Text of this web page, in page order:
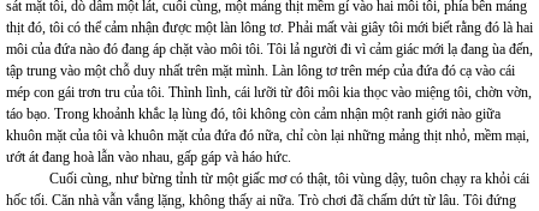
sát mặt tôi, dò dẫm một lát, cuối cùng, một mảng thịt mềm gí vào hai môi tôi, phía bên mảng
thịt đó, tôi có thể cảm nhận được một làn lông tơ. Phải mất vài giây tôi mới biết rằng đó là hai
môi của đứa nào đó đang áp chặt vào môi tôi. Tôi lả người đi vì cảm giác mới lạ đang ùa đến,
tập trung vào một chỗ duy nhất trên mặt mình. Làn lông tơ trên mép của đứa đó cạ vào cái
mép con gái trơn tru của tôi. Thình lình, cái lưỡi từ đôi môi kia thọc vào miệng tôi, chờn vờn,
táo bạo. Trong khoảnh khắc lạ lùng đó, tôi không còn cảm nhận một ranh giới nào giữa
khuôn mặt của tôi và khuôn mặt của đứa đó nữa, chỉ còn lại những mảng thịt nhỏ, mềm mại,
ướt át đang hoà lẫn vào nhau, gấp gáp và háo hức.
Cuối cùng, như bừng tỉnh từ một giấc mơ có thật, tôi vùng dậy, tuôn chạy ra khỏi cái
hốc tối. Căn nhà vẫn vắng lặng, không thấy ai nữa. Trò chơi đã chấm dứt từ lâu. Tôi đứng